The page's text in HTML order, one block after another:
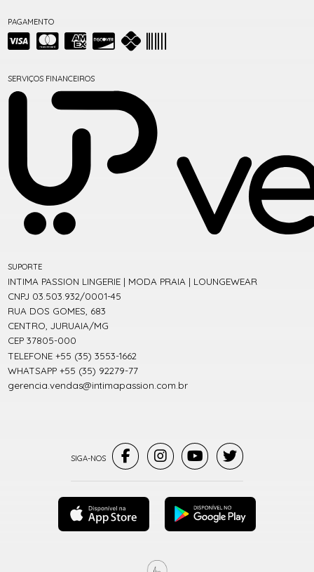
PAGAMENTO
SERVIÇOS FINANCEIROS
SUPORTE
INTIMA PASSION LINGERIE | MODA PRAIA | LOUNGEWEAR
CNPJ 03.503.932/0001-45
RUA DOS GOMES, 683
CENTRO, JURUAIA/MG
CEP 37805-000
TELEFONE +55 (35) 3553-1662
WHATSAPP +55 (35) 92279-77
gerencia.vendas@intimapassion.com.br